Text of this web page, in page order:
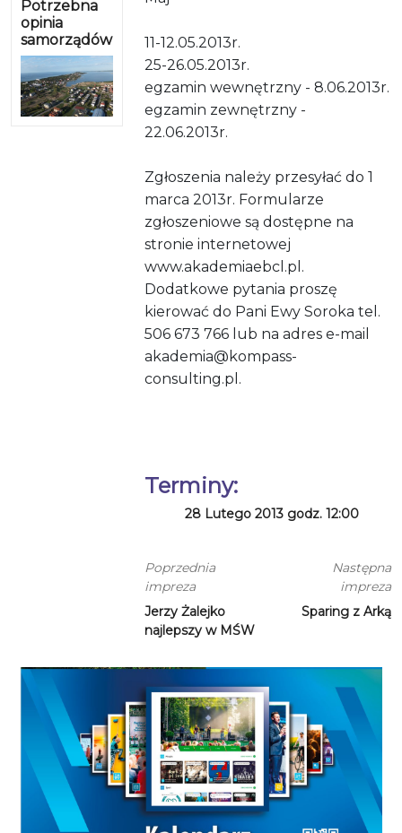
Potrzebna
opinia
samorządów
11-12.05.2013r.
25-26.05.2013r.
egzamin wewnętrzny - 8.06.2013r.
egzamin zewnętrzny -
22.06.2013r.
Zgłoszenia należy przesyłać do 1
marca 2013r. Formularze
zgłoszeniowe są dostępne na
stronie internetowej
www.akademiaebcl.pl.
Dodatkowe pytania proszę
kierować do Pani Ewy Soroka tel.
506 673 766 lub na adres e-mail
akademia@kompass-
consulting.pl.
Terminy:
28 Lutego 2013 godz. 12:00
Poprzednia
impreza
Jerzy Żalejko
najlepszy w MŚW
Następna
impreza
Sparing z Arką